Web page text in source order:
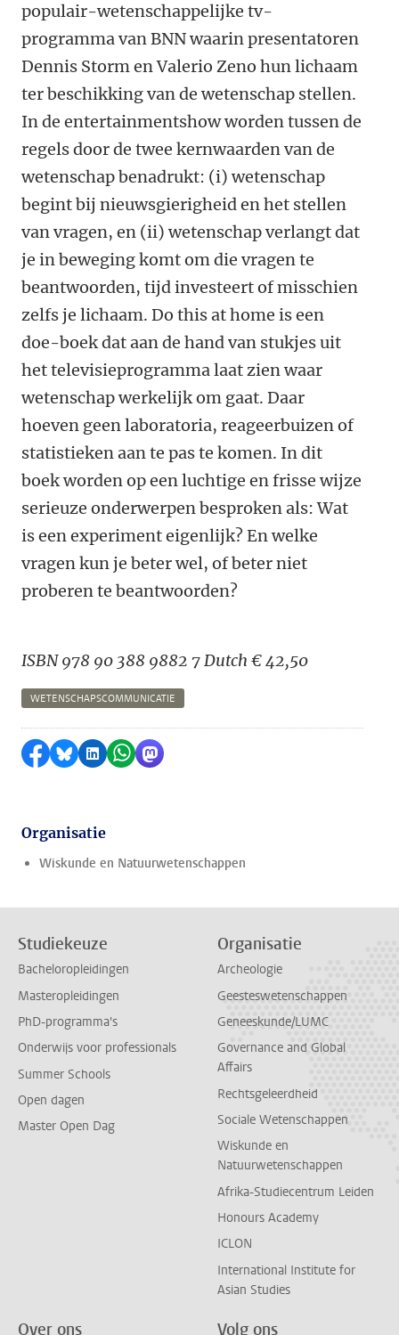
populair-wetenschappelijke tv-
programma van BNN waarin presentatoren
Dennis Storm en Valerio Zeno hun lichaam
ter beschikking van de wetenschap stellen.
In de entertainmentshow worden tussen de
regels door de twee kernwaarden van de
wetenschap benadrukt: (i) wetenschap
begint bij nieuwsgierigheid en het stellen
van vragen, en (ii) wetenschap verlangt dat
je in beweging komt om die vragen te
beantwoorden, tijd investeert of misschien
zelfs je lichaam. Do this at home is een
doe-boek dat aan de hand van stukjes uit
het televisieprogramma laat zien waar
wetenschap werkelijk om gaat. Daar
hoeven geen laboratoria, reageerbuizen of
statistieken aan te pas te komen. In dit
boek worden op een luchtige en frisse wijze
serieuze onderwerpen besproken als: Wat
is een experiment eigenlijk? En welke
vragen kun je beter wel, of beter niet
proberen te beantwoorden?
ISBN 978 90 388 9882 7 Dutch € 42,50
WETENSCHAPSCOMMUNICATIE
Delen op Facebook
Delen via Bluesky
Delen op LinkedIn
Delen via WhatsApp
Delen via Mastodon
Organisatie
Wiskunde en Natuurwetenschappen
Studiekeuze
Bacheloropleidingen
Masteropleidingen
PhD-programma's
Onderwijs voor professionals
Summer Schools
Open dagen
Master Open Dag
Organisatie
Archeologie
Geesteswetenschappen
Geneeskunde/LUMC
Governance and Global
Affairs
Rechtsgeleerdheid
Sociale Wetenschappen
Wiskunde en
Natuurwetenschappen
Afrika-Studiecentrum Leiden
Honours Academy
ICLON
International Institute for
Asian Studies
Over ons Volg ons